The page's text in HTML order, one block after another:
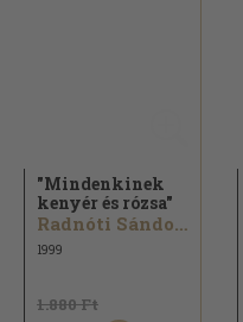
"Mindenkinek
kenyér és rózsa"
Radnóti Sándor...
1999
1.880 Ft